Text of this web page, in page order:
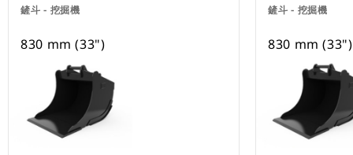
鏟斗 - 挖掘機
830 mm (33")
鏟斗 - 挖掘機
830 mm (33")